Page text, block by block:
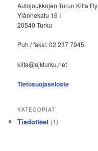
Autojoukkojen Turun Kilta Ry
Ylännekatu 16 I
20540 Turku
Puh / faksi: 02 237 7945
kilta@ajkturku.net
Tietosuojaseloste
KATEGORIAT
Tiedotteet (1)